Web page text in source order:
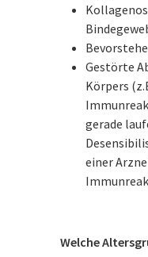
Gestörte
Körpers
gerade
einer
Welche